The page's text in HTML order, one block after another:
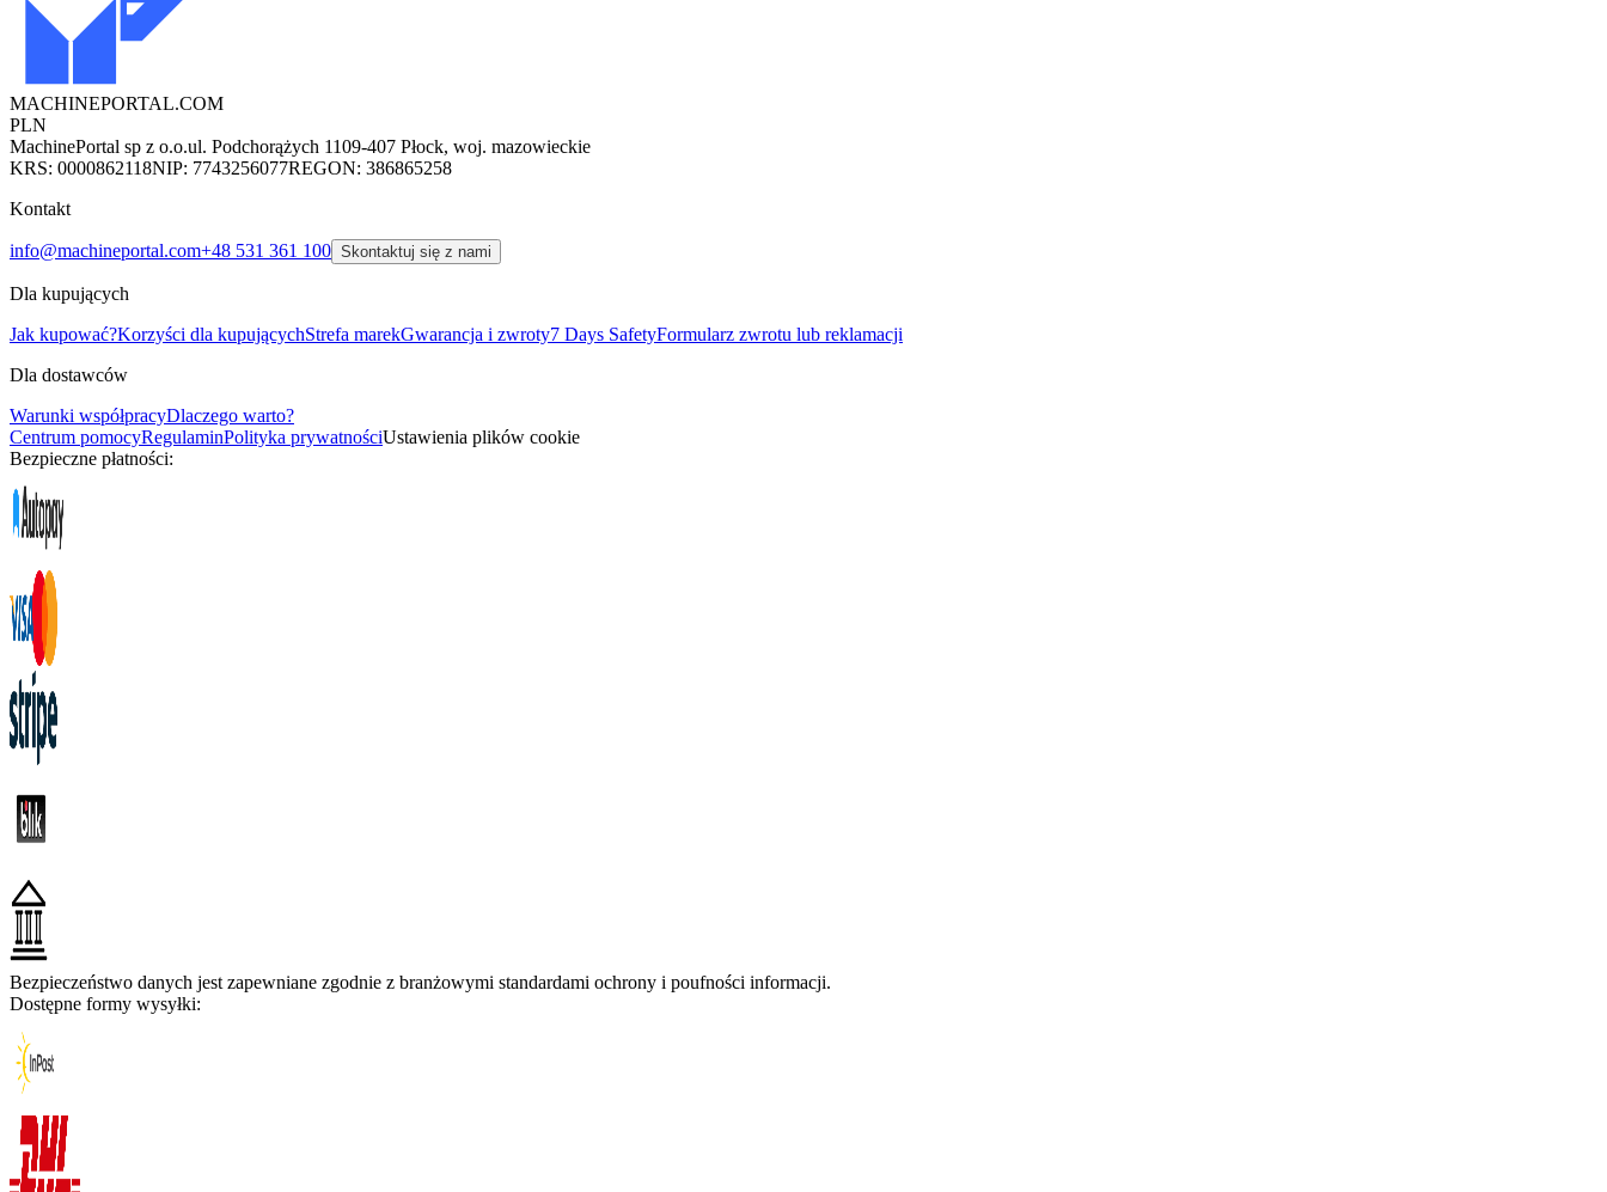
MACHINEPORTAL.COM
PLN
MachinePortal sp z o.o.ul. Podchorążych 1109-407 Płock, woj. mazowieckie
KRS: 0000862118NIP: 7743256077REGON: 386865258
Kontakt
info@machineportal.com+48 531 361 100 Skontaktuj się z nami
Dla kupujących
Jak kupować?Korzyści dla kupującychStrefa marekGwarancja i zwroty7 Days SafetyFormularz zwrotu lub reklamacji
Dla dostawców
Warunki współpracyDlaczego warto?
Centrum pomocyRegulaminPolityka prywatnościUstawienia plików cookie
Bezpieczne płatności:
Bezpieczeństwo danych jest zapewniane zgodnie z branżowymi standardami ochrony i poufności informacji.
Dostępne formy wysyłki: